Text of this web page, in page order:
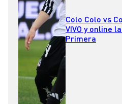
Colo Colo vs
VIVO y online
Primera